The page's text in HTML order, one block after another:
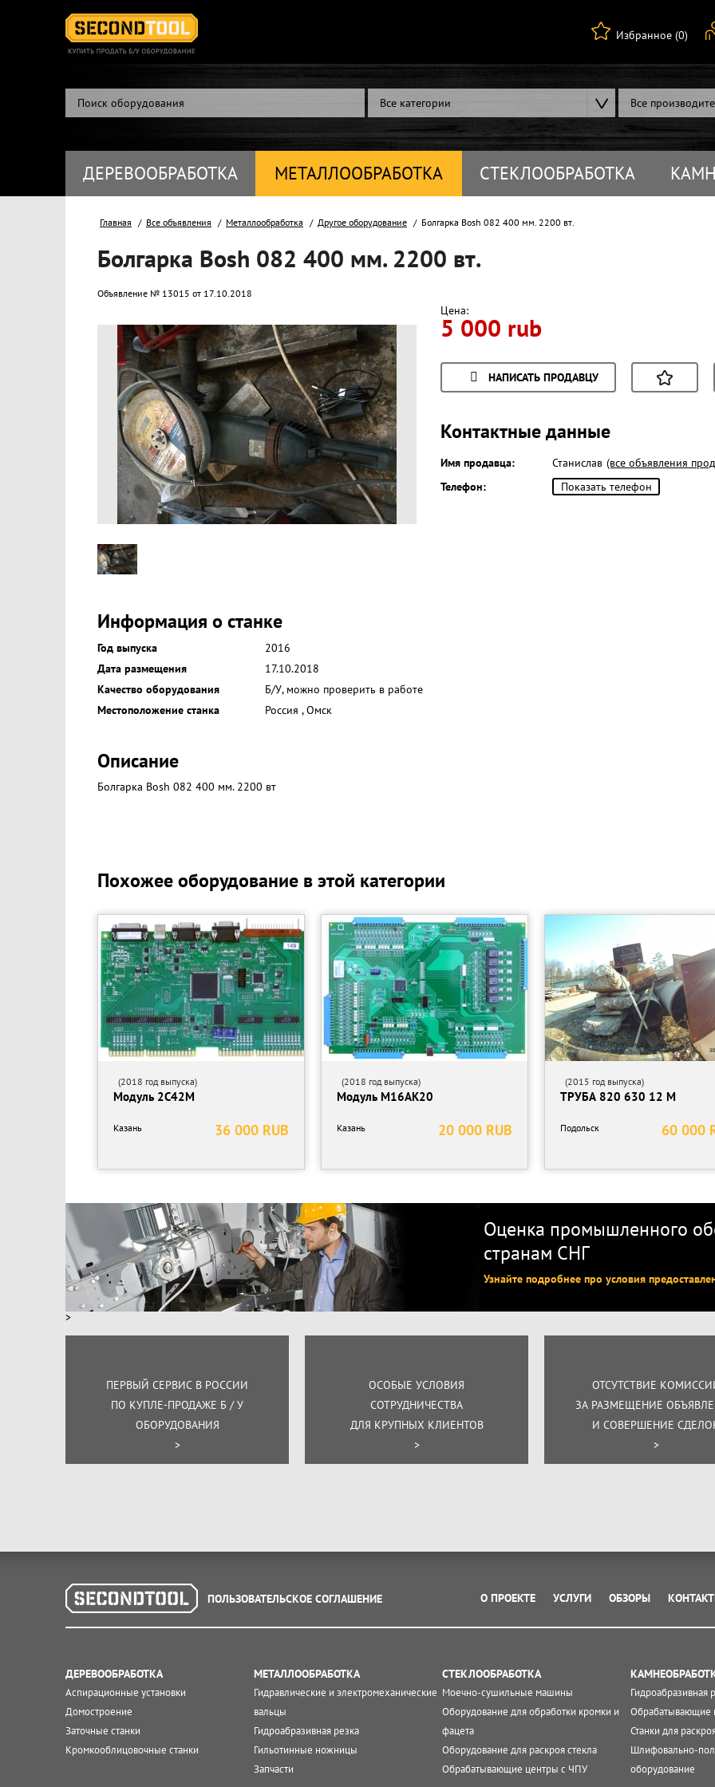
Избранное (0)
Все категории Все
ДЕРЕВООБРАБОТКА МЕТАЛЛООБРАБОТКА СТЕКЛООБРАБОТКА
Главная Все объявления Металлообработка Другое оборудование Болгарка Bosh 082 400 мм. 2200 вт.
Болгарка Bosh 082 400 мм. 2200 вт.
Объявление № 13015 от 17.10.2018
Цена:
5 000 rub
НАПИСАТЬ ПРОДАВЦУ
Контактные данные
Имя продавца: Станислав (все объявления
Телефон:
Показать телефон
Информация о станке
Год выпуска
2016
Дата размещения
17.10.2018
Качество оборудования
Б/У, можно проверить в работе
Местоположение станка
Россия ,Омск
Описание
Болгарка Bosh 082 400 мм. 2200 вт
Похожее оборудование в этой категории
(2018 год выпуска)
Модуль 2С42М
36 000 RUB
Казань
(2018 год выпуска)
Модуль М16АК20
20 000 RUB
Казань
(2015 год выпуска)
ТРУБА 820 630 12 М
60 000
Подольск
Оценка промышленного
странам СНГ
Узнайте подробнее про условия
>
ПЕРВЫЙ СЕРВИС В РОССИИ
ПО КУПЛЕ-ПРОДАЖЕ Б / У
ОБОРУДОВАНИЯ
>
ОСОБЫЕ УСЛОВИЯ
СОТРУДНИЧЕСТВА
ДЛЯ КРУПНЫХ КЛИЕНТОВ
>
ОТСУТСТВИЕ
ЗА РАЗМЕЩЕНИЕ
И СОВЕРШЕНИЕ
>
ПОЛЬЗОВАТЕЛЬСКОЕ СОГЛАШЕНИЕ О ПРОЕКТЕ УСЛУГИ ОБЗОРЫ
ДЕРЕВООБРАБОТКА
Аспирационные установки
Домостроение
Заточные станки
Кромкооблицовочные станки
МЕТАЛЛООБРАБОТКА
Гидравлические и электромеханические
вальцы
Гидроабразивная резка
Гильотинные ножницы
Запчасти
СТЕКЛООБРАБОТКА
Моечно-сушильные машины
Оборудование для обработки кромки и
фацета
Оборудование для раскроя стекла
Обрабатывающие центры с ЧПУ
Гидроабразивная
Обрабатывающие
Станки для
Шлифовально-
оборудование